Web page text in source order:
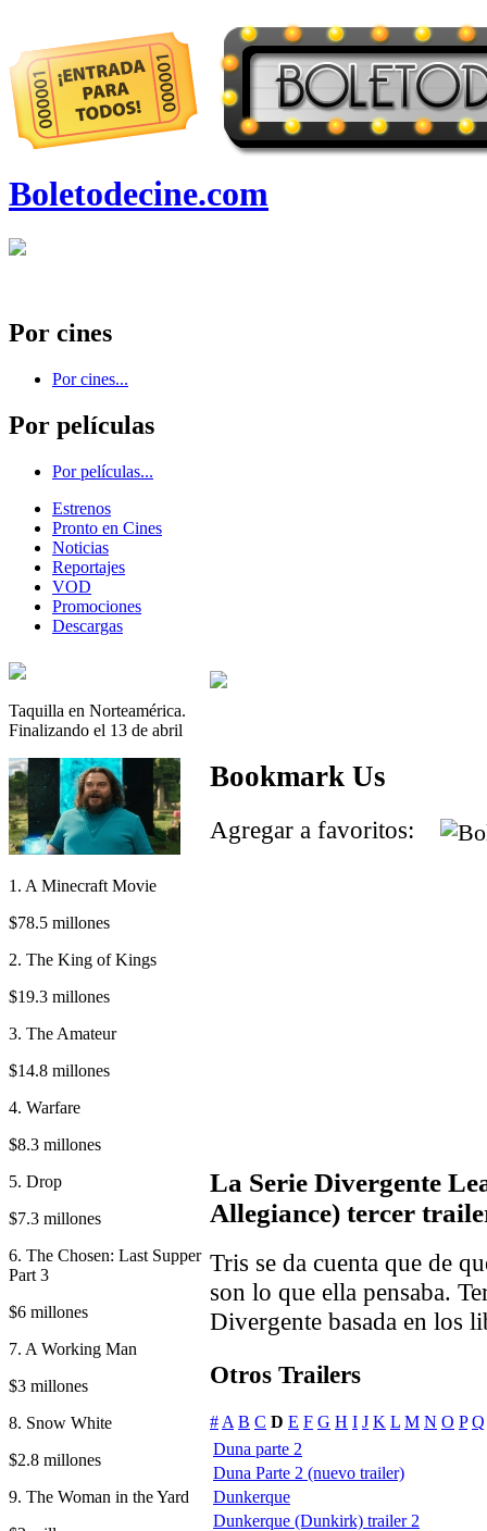
Boletodecine.com
Por cines
Por cines...
Por películas
Por películas...
Estrenos
Pronto en Cines
Noticias
Reportajes
VOD
Promociones
Descargas
Taquilla en Norteamérica.
Finalizando el 13 de abril
1. A Minecraft Movie
$78.5 millones
2. The King of Kings
$19.3 millones
3. The Amateur
$14.8 millones
4. Warfare
$8.3 millones
5. Drop
$7.3 millones
6. The Chosen: Last Supper
Part 3
$6 millones
7. A Working Man
$3 millones
8. Snow White
$2.8 millones
9. The Woman in the Yard
Bookmark Us
Agregar a favoritos:
La Serie Divergente
Allegiance) tercer
Tris se da cuenta que de
son lo que ella pensaba.
Divergente basada en los
Otros Trailers
# A B C D E F G H I J K L M N O P Q
Duna parte 2
Duna Parte 2 (nuevo trailer)
Dunkerque
Dunkerque (Dunkirk) trailer 2